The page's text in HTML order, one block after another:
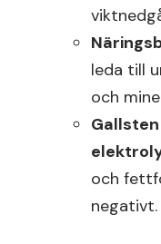
leda till
och
och
negativt.